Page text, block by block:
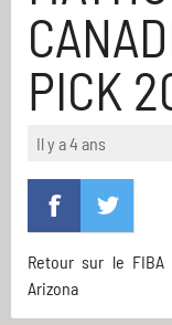
PICK
Il y a 4 ans
Retour sur le
Arizona